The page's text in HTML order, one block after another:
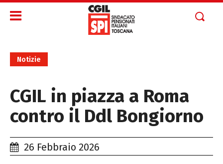
Notizie
CGIL in piazza a Roma
contro il Ddl Bongiorno
26 Febbraio 2026